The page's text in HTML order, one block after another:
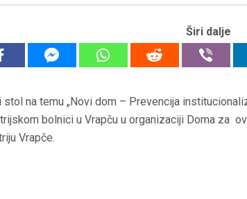
Širi dalje
stol na temu „Novi dom – Prevencija
bolnici u Vrapču u organizaciji Doma za
Vrapče.